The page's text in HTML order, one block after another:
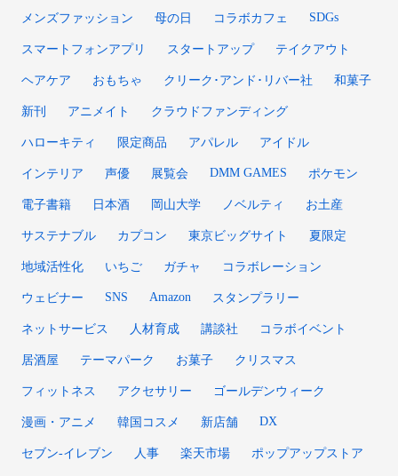
メンズファッション 母の日 コラボカフェ SDGs
スマートフォンアプリ スタートアップ テイクアウト
ヘアケア おもちゃ クリーク･アンド･リバー社 和菓子
新刊 アニメイト クラウドファンディング
ハローキティ 限定商品 アパレル アイドル
インテリア 声優 展覧会 DMM GAMES ポケモン
電子書籍 日本酒 岡山大学 ノベルティ お土産
サステナブル カプコン 東京ビッグサイト 夏限定
地域活性化 いちご ガチャ コラボレーション
ウェビナー SNS Amazon スタンプラリー
ネットサービス 人材育成 講談社 コラボイベント
居酒屋 テーマパーク お菓子 クリスマス
フィットネス アクセサリー ゴールデンウィーク
漫画・アニメ 韓国コスメ 新店舗 DX
セブン‐イレブン 人事 楽天市場 ポップアップストア